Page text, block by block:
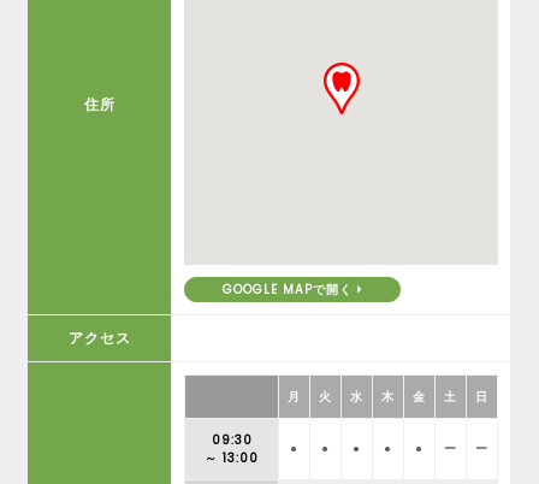
住所
GOOGLE MAPで開く
アクセス
月 火 水 木 金 土 日
09:30
～ 13:00
● ● ● ● ● ー ー